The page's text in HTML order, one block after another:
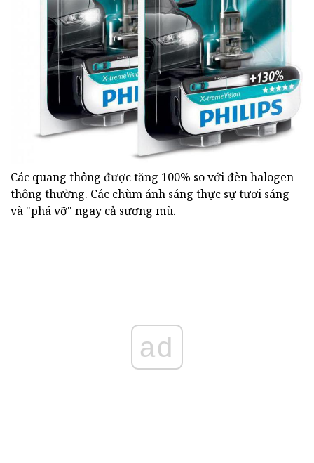
Các quang thông được tăng 100% so với đèn halogen
thông thường. Các chùm ánh sáng thực sự tươi sáng
và "phá vỡ" ngay cả sương mù.
ad